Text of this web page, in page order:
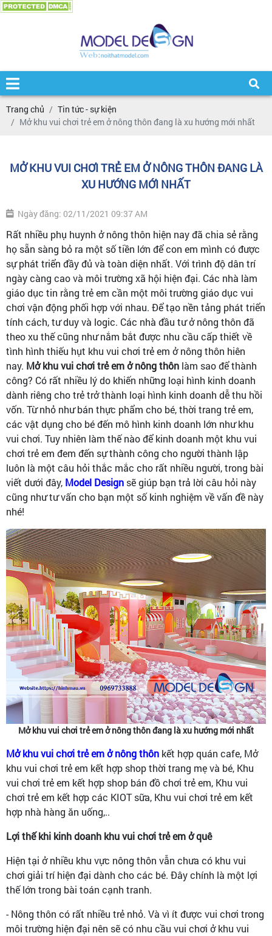
Trang chủ
Tin tức - sự kiện
Mở khu vui chơi trẻ em ở nông thôn đang là xu hướng mới nhất
MỞ KHU VUI CHƠI TRẺ EM Ở NÔNG THÔN ĐANG LÀ
XU HƯỚNG MỚI NHẤT
Ngày đăng: 02/11/2021 09:37 AM
Rất nhiều phụ huynh ở nông thôn hiện nay đã chia sẻ rằng
họ sẵn sàng bỏ ra một số tiền lớn để con em mình có được
sự phát triển đầy đủ và toàn diện nhất. Với trình độ dân trí
ngày càng cao và môi trường xã hội hiện đại. Các nhà làm
giáo dục tin rằng trẻ em cần một môi trường giáo dục vui
chơi vận động phối hợp với nhau. Để tạo nền tảng phát triển
tính cách, tư duy và logic. Các nhà đầu tư ở nông thôn đã
theo xu thế cũng như nắm bắt được nhu cầu cấp thiết về
tình hình thiếu hụt khu vui chơi trẻ em ở nông thôn hiên
nay. Mở khu vui chơi trẻ em ở nông thôn làm sao để thành
công? Có rất nhiều lý do khiến những loại hình kinh doanh
dành riêng cho trẻ trở thành loại hình kinh doanh dễ thu hồi
vốn. Từ nhỏ như bán thực phẩm cho bé, thời trang trẻ em,
các vật dụng cho bé đến mô hình kinh doanh lớn như khu
vui chơi. Tuy nhiên làm thế nào để kinh doanh một khu vui
chơi trẻ em đem đến sự thành công cho người thành lập
luôn là một câu hỏi thắc mắc cho rất nhiều người, trong bài
viết dưới đây, Model Design sẽ giúp bạn trả lời câu hỏi này
cũng như tư vấn cho bạn một số kinh nghiệm về vấn đề này
nhé!
Mở khu vui chơi trẻ em ở nông thôn đang là xu hướng mới nhất
Mở khu vui chơi trẻ em ở nông thôn kết hợp quán cafe, Mở
khu vui chơi trẻ em kết hợp shop thời trang mẹ và bé, Khu
vui chơi trẻ em kết hợp shop bán đồ chơi trẻ em, Khu vui
chơi trẻ em kết hợp các KIOT sữa, Khu vui chơi trẻ em kết
hợp nhà hàng ăn uống,..
Lợi thế khi kinh doanh khu vui chơi trẻ em ở quê
Hiện tại ở nhiều khu vực nông thôn vẫn chưa có khu vui
chơi giải trí hiện đại dành cho các bé. Đây chính là một lợi
thế lớn trong bài toán cạnh tranh.
- Nông thôn có rất nhiều trẻ nhỏ. Và vì ít được vui chơi trong
môi trường hiện đại nên sẽ có nhu cầu vui chơi ở khu vui